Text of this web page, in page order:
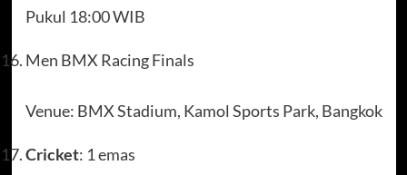
Pukul 18:00 WIB
Men BMX Racing Finals
Venue: BMX Stadium, Kamol Sports Park, Bangkok
Cricket: 1 emas